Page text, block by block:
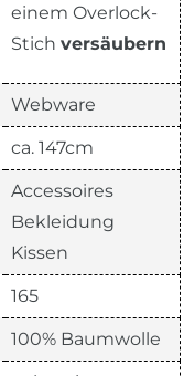
einem Overlock-
Stich versäubern
Webware
ca. 147cm
Accessoires
Bekleidung
Kissen
165
100% Baumwolle